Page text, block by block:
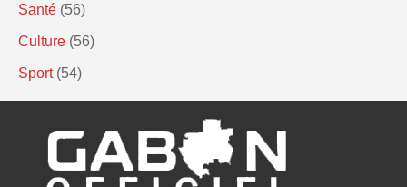
Santé (56)
Culture (56)
Sport (54)